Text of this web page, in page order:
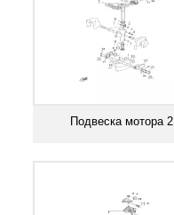
Подвеска мотора 2